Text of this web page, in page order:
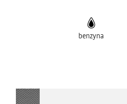
benzyna